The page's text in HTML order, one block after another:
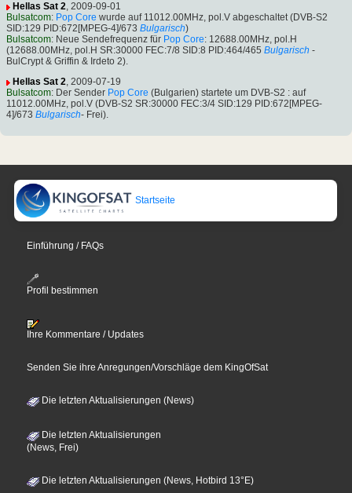
Hellas Sat 2, 2009-09-01
Bulsatcom: Pop Core wurde auf 11012.00MHz, pol.V abgeschaltet (DVB-S2
SID:129 PID:672[MPEG-4]/673 Bulgarisch)
Bulsatcom: Neue Sendefrequenz für Pop Core: 12688.00MHz, pol.H
(12688.00MHz, pol.H SR:30000 FEC:7/8 SID:8 PID:464/465 Bulgarisch -
BulCrypt & Griffin & Irdeto 2).
Hellas Sat 2, 2009-07-19
Bulsatcom: Der Sender Pop Core (Bulgarien) startete um DVB-S2 : auf
11012.00MHz, pol.V (DVB-S2 SR:30000 FEC:3/4 SID:129 PID:672[MPEG-
4]/673 Bulgarisch- Frei).
Startseite
Einführung / FAQs
Profil bestimmen
Ihre Kommentare / Updates
Senden Sie ihre Anregungen/Vorschläge dem KingOfSat
Die letzten Aktualisierungen (News)
Die letzten Aktualisierungen
(News, Frei)
Die letzten Aktualisierungen (News, Hotbird 13°E)